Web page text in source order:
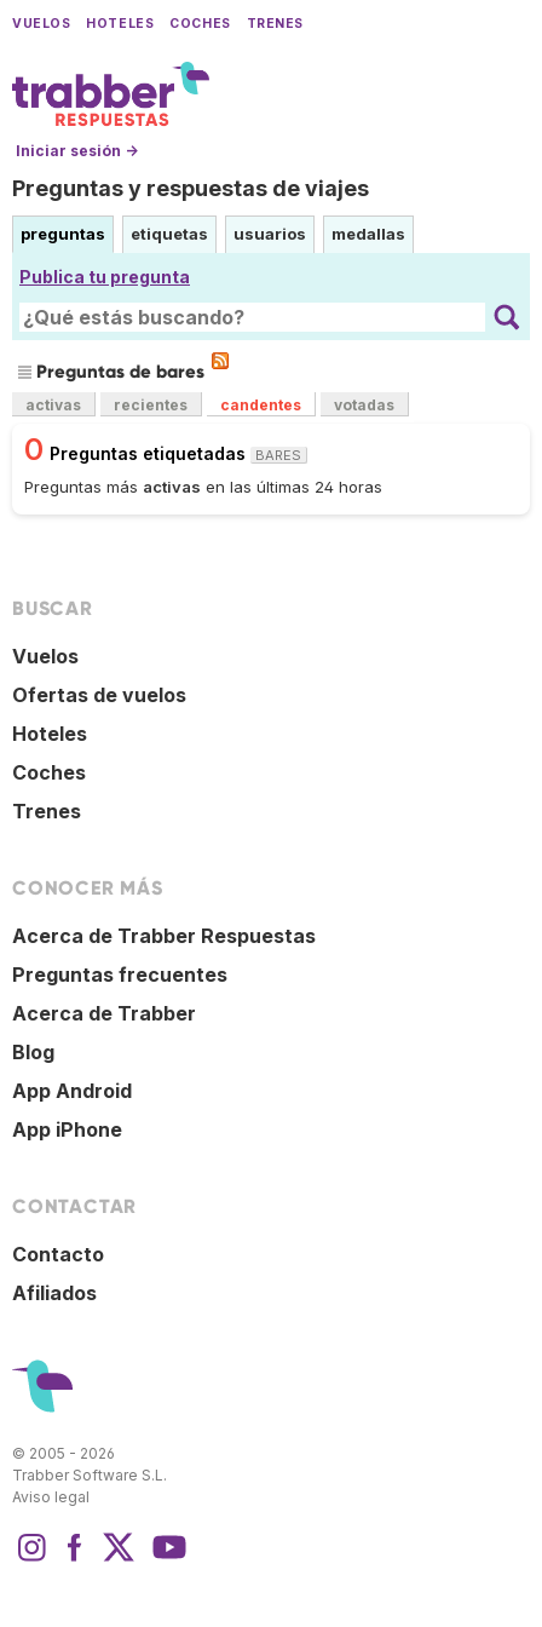
VUELOS HOTELES COCHES TRENES
Iniciar sesión →
Preguntas y respuestas de viajes
preguntas etiquetas usuarios medallas
Publica tu pregunta
Preguntas de bares
activas recientes candentes votadas
0 Preguntas etiquetadas BARES
Preguntas más activas en las últimas 24 horas
BUSCAR
Vuelos
Ofertas de vuelos
Hoteles
Coches
Trenes
CONOCER MÁS
Acerca de Trabber Respuestas
Preguntas frecuentes
Acerca de Trabber
Blog
App Android
App iPhone
CONTACTAR
Contacto
Afiliados
© 2005 - 2026
Trabber Software S.L.
Aviso legal